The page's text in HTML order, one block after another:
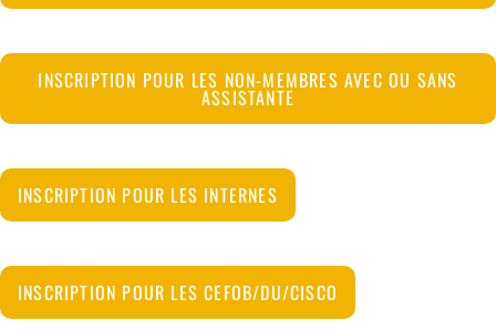
INSCRIPTION POUR LES NON-MEMBRES AVEC OU SANS
ASSISTANTE
INSCRIPTION POUR LES INTERNES
INSCRIPTION POUR LES CEFOB/DU/CISCO